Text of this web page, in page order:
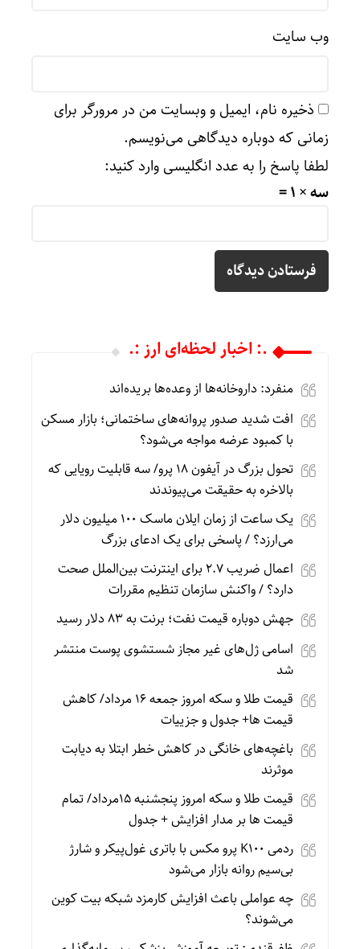
وب‌ سایت
ذخیره نام، ایمیل و وبسایت من در مرورگر برای
زمانی که دوباره دیدگاهی می‌نویسم.
لطفا پاسخ را به عدد انگلیسی وارد کنید:
سه × 1 =
.: اخبار لحظه‌ای ارز :.
منفرد: داروخانه‌ها از وعده‌ها بریده‌اند
افت شدید صدور پروانه‌های ساختمانی؛ بازار مسکن
با کمبود عرضه مواجه می‌شود؟
تحول بزرگ در آیفون ۱۸ پرو/ سه قابلیت رویایی که
بالاخره به حقیقت می‌پیوندند
یک ساعت از زمان ایلان ماسک ۱۰۰ میلیون دلار
می‌ارزد؟ / پاسخی برای یک ادعای بزرگ
اعمال ضریب ۲.۷ برای اینترنت بین‌الملل صحت
دارد؟ / واکنش سازمان تنظیم مقررات
جهش دوباره قیمت نفت؛ برنت به ۸۳ دلار رسید
اسامی ژل‌های غیر مجاز شستشوی پوست منتشر
شد
قیمت طلا و سکه امروز جمعه ۱۶ مرداد/ کاهش
قیمت ها+ جدول و جزییات
باغچه‌های خانگی در کاهش خطر ابتلا به دیابت
موثرند
قیمت طلا و سکه امروز پنجشنبه 15مرداد/ تمام
قیمت ها بر مدار افزایش + جدول
ردمی K100 پرو مکس با باتری غول‌پیکر و شارژ
بی‌سیم روانه بازار می‌شود
چه عواملی باعث افزایش کارمزد شبکه بیت کوین
می‌شوند؟